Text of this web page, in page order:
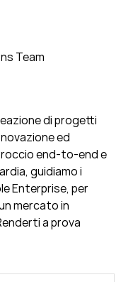
Team
di progetti
ed
end-to-end e
guidiamo i
Enterprise, per
mercato in
a prova